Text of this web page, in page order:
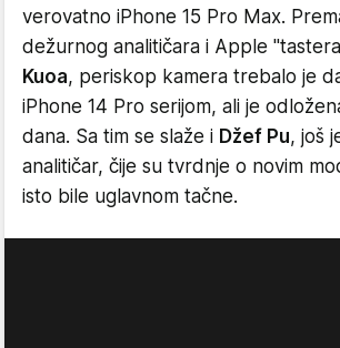
verovatno iPhone 15 Pro Max.
dežurnog analitičara i Apple
Kuoa, periskop kamera trebalo je
iPhone 14 Pro serijom, ali je
dana. Sa tim se slaže i Džef Pu, još
analitičar, čije su tvrdnje o novim
isto bile uglavnom tačne.